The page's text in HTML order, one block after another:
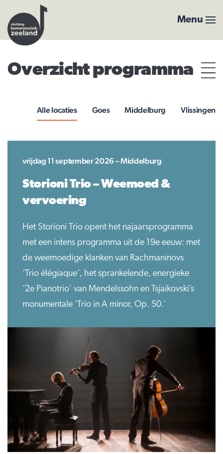
Menu
Overzicht programma
Alle locaties Goes Middelburg Vlissingen
vrijdag 11 september 2026 – Middelburg
Storioni Trio – Weemoed &
vervoering
Het Storioni Trio opent het najaarsprogramma
met een intens programma uit de 19e eeuw: met
de weemoedige klanken van Rachmaninovs
‘Trio élégiaque’, het sprankelende, energieke
‘2e Pianotrio’ van Mendelssohn en Tsjaikovski’s
monumentale ‘Trio in A minor, Op. 50.’